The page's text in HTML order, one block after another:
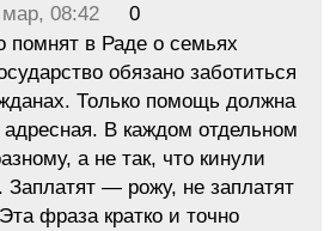
мар, 08:42
0
помнят в Раде о семьях
обязано заботиться
Только помощь должна
В каждом отдельном
а не так, что кинули
Заплатят — рожу, не заплатят
фраза кратко и точно